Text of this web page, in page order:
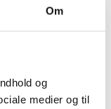
Om
og
medier og til